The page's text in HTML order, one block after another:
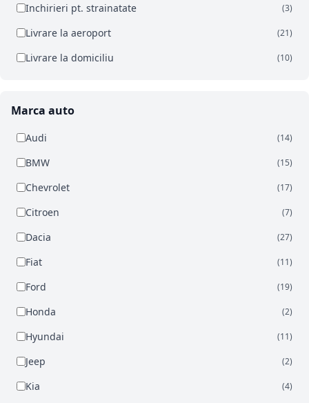
Inchirieri pt. strainatate (3)
Livrare la aeroport (21)
Livrare la domiciliu (10)
Marca auto
Audi (14)
BMW (15)
Chevrolet (17)
Citroen (7)
Dacia (27)
Fiat (11)
Ford (19)
Honda (2)
Hyundai (11)
Jeep (2)
Kia (4)